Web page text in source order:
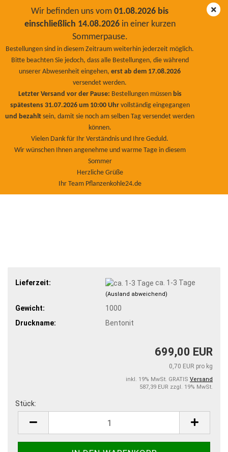
Wir befinden uns vom 01.08.2026 bis
einschließlich 14.08.2026in einer kurzen
Sommerpause.
Bestellungen sind in diesem Zeitraum weiterhin jederzeit möglich.
Bitte beachten Sie jedoch, dass alle Bestellungen, die während
unserer Abwesenheit eingehen, erst ab dem 17.08.2026
versendet werden.
Letzter Versand vor der Pause: Bestellungen müssen bis
spätestens 31.07.2026 um 10:00 Uhrvollständig eingegangen
und bezahlt sein, damit sie noch am selben Tag versendet werden
können.
Vielen Dank für Ihr Verständnis und Ihre Geduld.
Wir wünschen Ihnen angenehme und warme Tage in diesem
Sommer
Herzliche Grüße
Ihr Team Pflanzenkohle24.de
Bentonit 1000 Kg (40 Sack a´25Kg)
Lieferzeit: ca. 1-3 Tage
(Ausland abweichend)
Gewicht:
1000
Druckname:
Bentonit
699,00 EUR
0,70 EUR pro kg
inkl. 19% MwSt. GRATIS Versand
587,39 EUR zzgl. 19% MwSt.
Stück: